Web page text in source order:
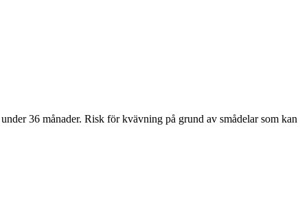
36 månader. Risk för kvävning på grund av smådelar som kan